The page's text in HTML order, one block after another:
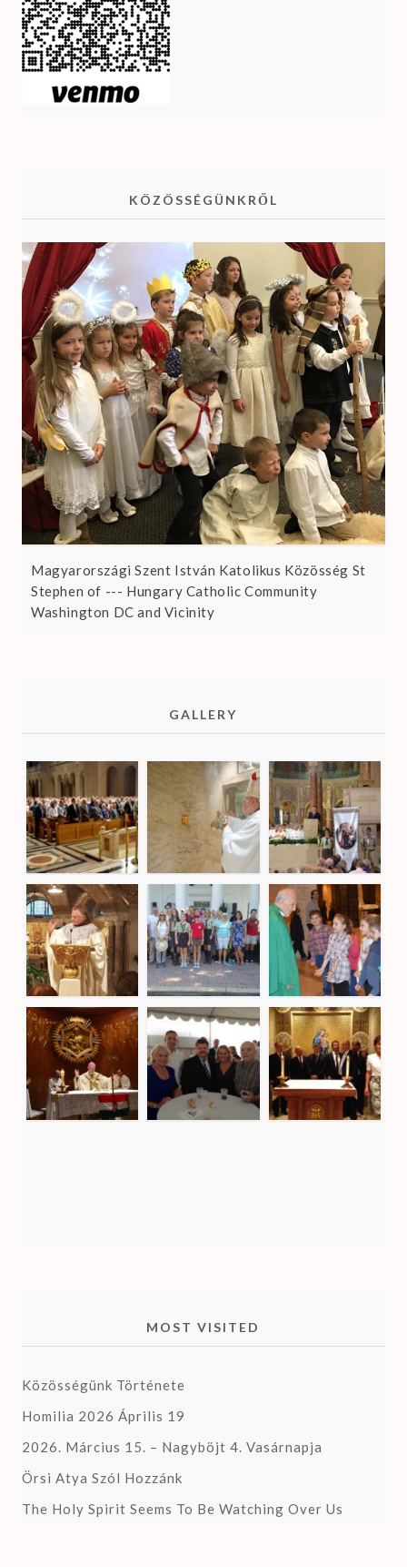
KÖZÖSSÉGÜNKRŐL
Magyarországi Szent István Katolikus Közösség St
Stephen of --- Hungary Catholic Community
Washington DC and Vicinity
GALLERY
MOST VISITED
Közösségünk Története
Homilia 2026 Április 19
2026. Március 15. – Nagyböjt 4. Vasárnapja
Örsi Atya Szól Hozzánk
The Holy Spirit Seems To Be Watching Over Us